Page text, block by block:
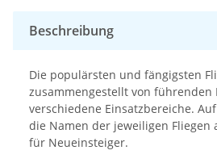
Beschreibung
Die populärsten und fängigsten
zusammengestellt von führenden
verschiedene Einsatzbereiche.
die Namen der jeweiligen
für Neueinsteiger.